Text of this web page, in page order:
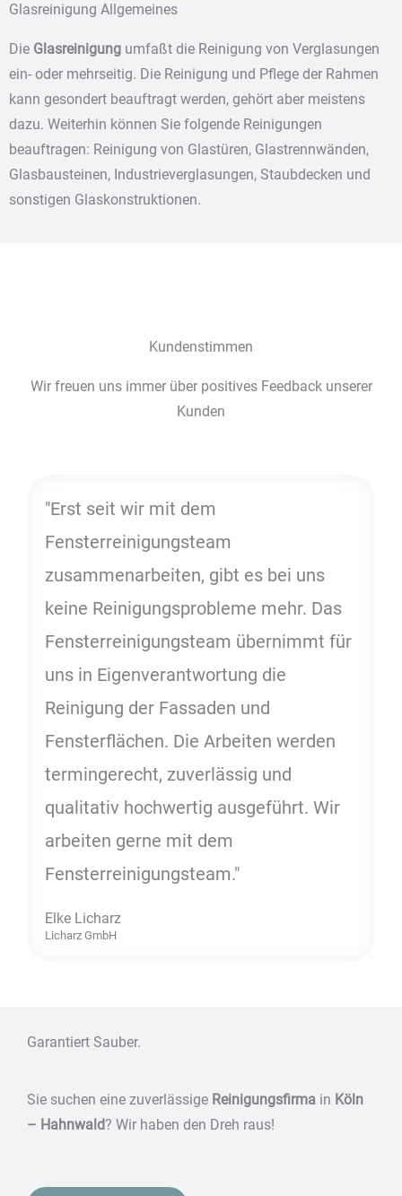
Glasreinigung Allgemeines
Die Glasreinigung umfaßt die Reinigung von Verglasungen
ein- oder mehrseitig. Die Reinigung und Pflege der Rahmen
kann gesondert beauftragt werden, gehört aber meistens
dazu. Weiterhin können Sie folgende Reinigungen
beauftragen: Reinigung von Glastüren, Glastrennwänden,
Glasbausteinen, Industrieverglasungen, Staubdecken und
sonstigen Glaskonstruktionen.
Kundenstimmen
Wir freuen uns immer über positives Feedback unserer
Kunden
"Erst seit wir mit dem
Fensterreinigungsteam
zusammenarbeiten, gibt es bei uns
keine Reinigungsprobleme mehr. Das
Fensterreinigungsteam übernimmt für
uns in Eigenverantwortung die
Reinigung der Fassaden und
Fensterflächen. Die Arbeiten werden
termingerecht, zuverlässig und
qualitativ hochwertig ausgeführt. Wir
arbeiten gerne mit dem
Fensterreinigungsteam."
Elke Licharz
Licharz GmbH
Garantiert Sauber.
Sie suchen eine zuverlässige Reinigungsfirma in Köln
– Hahnwald? Wir haben den Dreh raus!